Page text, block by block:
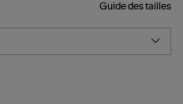
Guide des tailles